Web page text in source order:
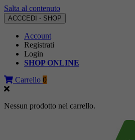
Salta al contenuto
ACCCEDI - SHOP
Account
Registrati
Login
SHOP ONLINE
Carrello 0
Nessun prodotto nel carrello.